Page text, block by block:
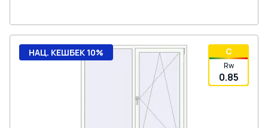
C
Rw
0.85
НАЦ. КЕШБЕК 10%